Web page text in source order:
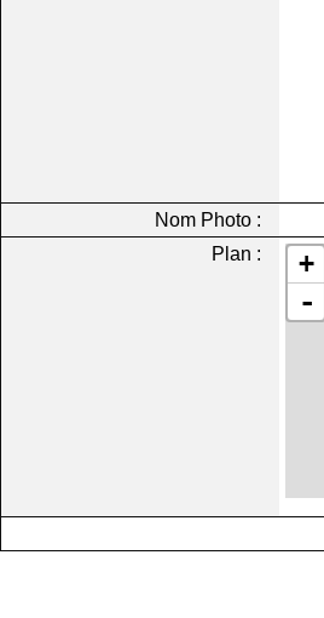
Nom Photo :
Plan :
+
-